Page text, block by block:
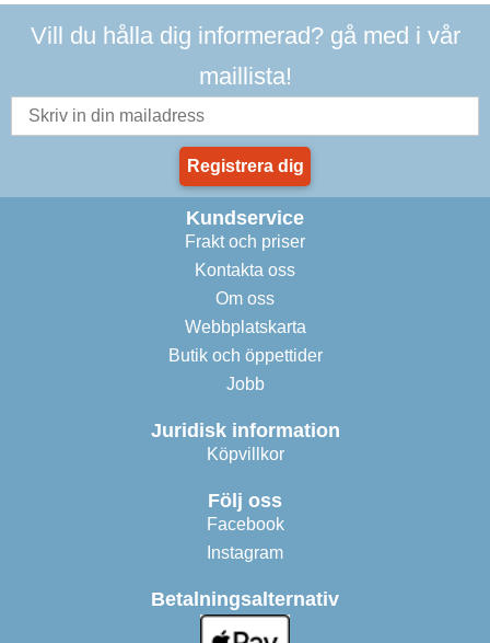
Vill du hålla dig informerad? gå med i vår
maillista!
Registrera dig
Kundservice
Frakt och priser
Kontakta oss
Om oss
Webbplatskarta
Butik och öppettider
Jobb
Juridisk information
Köpvillkor
Följ oss
Facebook
Instagram
Betalningsalternativ